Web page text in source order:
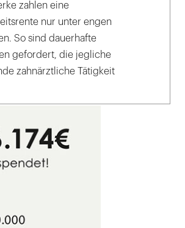
zahlen eine
nur unter engen
So sind dauerhafte
gefordert, die jegliche
zahnärztliche Tätigkeit